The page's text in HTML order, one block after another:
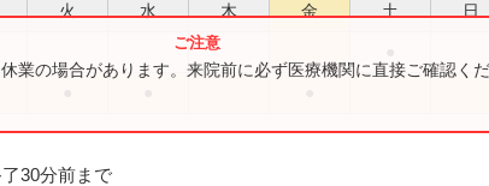
火 水 木 金 土 日
業の場合があります。来院前に必ず医療機関に直接ご確認くだ
30分前まで